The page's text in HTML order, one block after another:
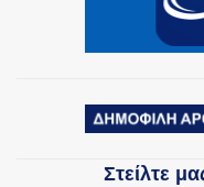
Στείλτε